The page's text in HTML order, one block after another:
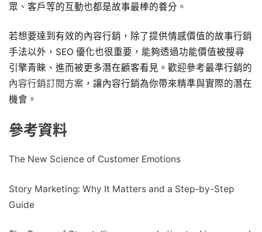
眾、客戶等的互動也都是故事最棒的養分。
若想要達到有效的內容行銷，除了提供情感價值的故事行銷
手法以外，SEO 優化也很重要，能夠透過功能價值被搜尋
引擎青睞、進而被更多潛在顧客看見。歡迎參考最準行銷的
內容行銷訂閱方案 ，讓內容行銷為你帶來精準與實際的潛在
機會。
參考資料
The New Science of Customer Emotions
Story Marketing: Why It Matters and a Step-by-Step
Guide